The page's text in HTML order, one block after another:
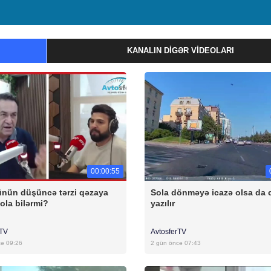
KANALIN DIGƏR VIDEOLARI
00:00:55
düşüncə tərzi qəzaya
bilərmi?
09:26
Sola dönməyə icazə olsa da
yazılır
AvtosferTV
2 gün öncə 07:43